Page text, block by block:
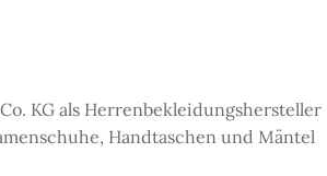
KG als Herrenbekleidungshersteller
Handtaschen und Mäntel